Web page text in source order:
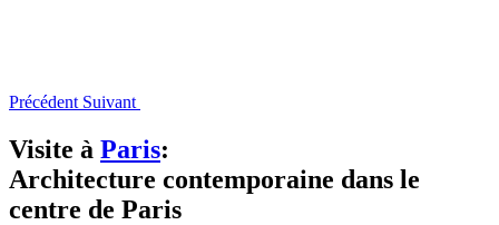
Précédent Suivant
Visite à Paris:
Architecture contemporaine dans le
centre de Paris